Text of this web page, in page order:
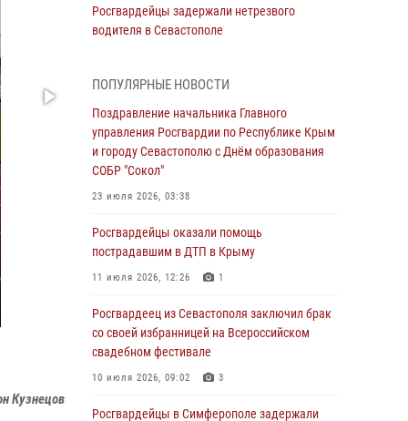
Кузнецов
Росгвардейцы задержали нетрезвого
водителя в Севастополе
Росгвардейцы в Севастополе дважды
задержали крымчанина при попытке кражи
04 августа 2026, 12:52
В Симферополе сотрудники Росгвардии
задержали нетрезвого мужчину
Росгвардия в Крыму и Севастополе
задержала ряд правонарушителей
В Симферополе росгвардейцы задержали
гражданина, подозреваемого в совершении
серии краж
ПОПУЛЯРНЫЕ НОВОСТИ
Поздравление начальника Главного
управления Росгвардии по Республике Крым
и городу Севастополю с Днём образования
СОБР "Сокол"
23 июля 2026, 03:38
Росгвардейцы оказали помощь
пострадавшим в ДТП в Крыму
11 июля 2026, 12:26 1
Росгвардеец из Севастополя заключил брак
со своей избранницей на Всероссийском
свадебном фестивале
10 июля 2026, 09:02 3
Росгвардейцы в Симферополе задержали